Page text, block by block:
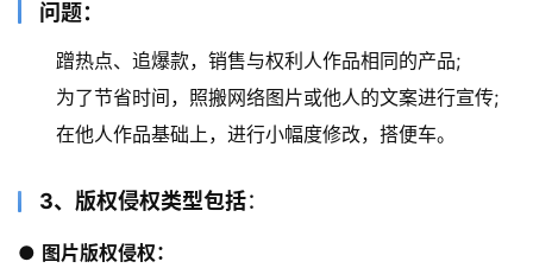
问题：
蹭热点、追爆款，销售与权利人作品相同的产品;
为了节省时间，照搬网络图片或他人的文案进行宣传;
在他人作品基础上，进行小幅度修改，搭便车。
3、版权侵权类型包括：
● 图片版权侵权：